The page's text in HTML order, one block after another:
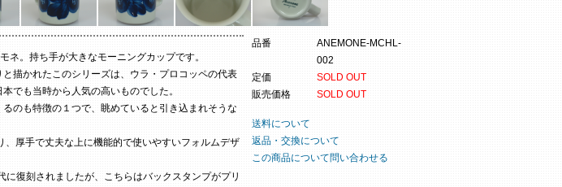
品番
ANEMONE-MCHL-
002
定価
SOLD OUT
販売価格
SOLD OUT
送料について
返品・交換について
この商品について問い合わせる
ネ。持ち手が大きなモーニングカップです。
描かれたこのシリーズは、ウラ・プロコッペの代表
でも当時から人気の高いものでした。
のも特徴の１つで、眺めていると引き込まれそうな
厚手で丈夫な上に機能的で使いやすいフォルムデザ
復刻されましたが、こちらはバックスタンプがプリ